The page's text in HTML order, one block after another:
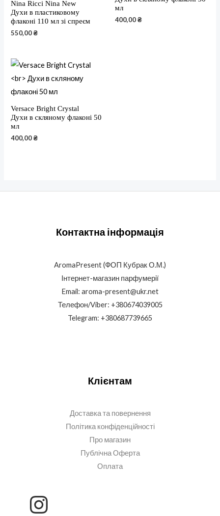
Nina Ricci Nina New
Духи в пластиковому
флаконі 110 мл зі спреєм
550,00₴
мл
400,00₴
Versace Bright Crystal
Духи в скляному флаконі 50
мл
400,00₴
Контактна інформація
AromaPresent (ФОП Кубрак О.М.)
Інтернет-магазин парфумерії
Email: aroma-present@ukr.net
Телефон/Viber: +380674039005
Telegram: +380687739665
Клієнтам
Доставка та повернення
Політика конфіденційності
Про магазин
Публічна Оферта
Оплата